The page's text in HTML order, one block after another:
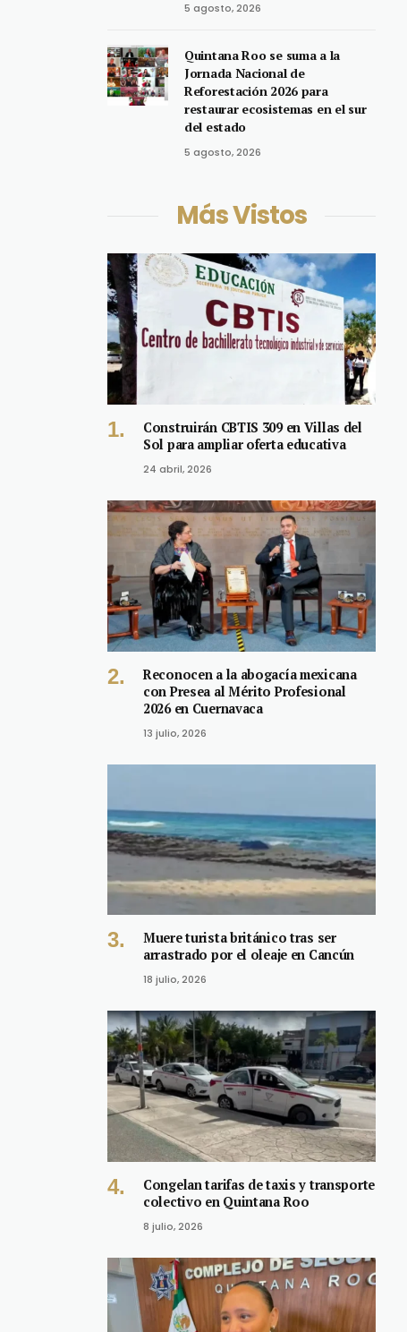
5 agosto, 2026
Quintana Roo se suma a la
Jornada Nacional de
Reforestación 2026 para
restaurar ecosistemas en el sur
del estado
5 agosto, 2026
Más Vistos
Construirán CBTIS 309 en Villas del
Sol para ampliar oferta educativa
24 abril, 2026
Reconocen a la abogacía mexicana
con Presea al Mérito Profesional
2026 en Cuernavaca
13 julio, 2026
Muere turista británico tras ser
arrastrado por el oleaje en Cancún
18 julio, 2026
Congelan tarifas de taxis y transporte
colectivo en Quintana Roo
8 julio, 2026